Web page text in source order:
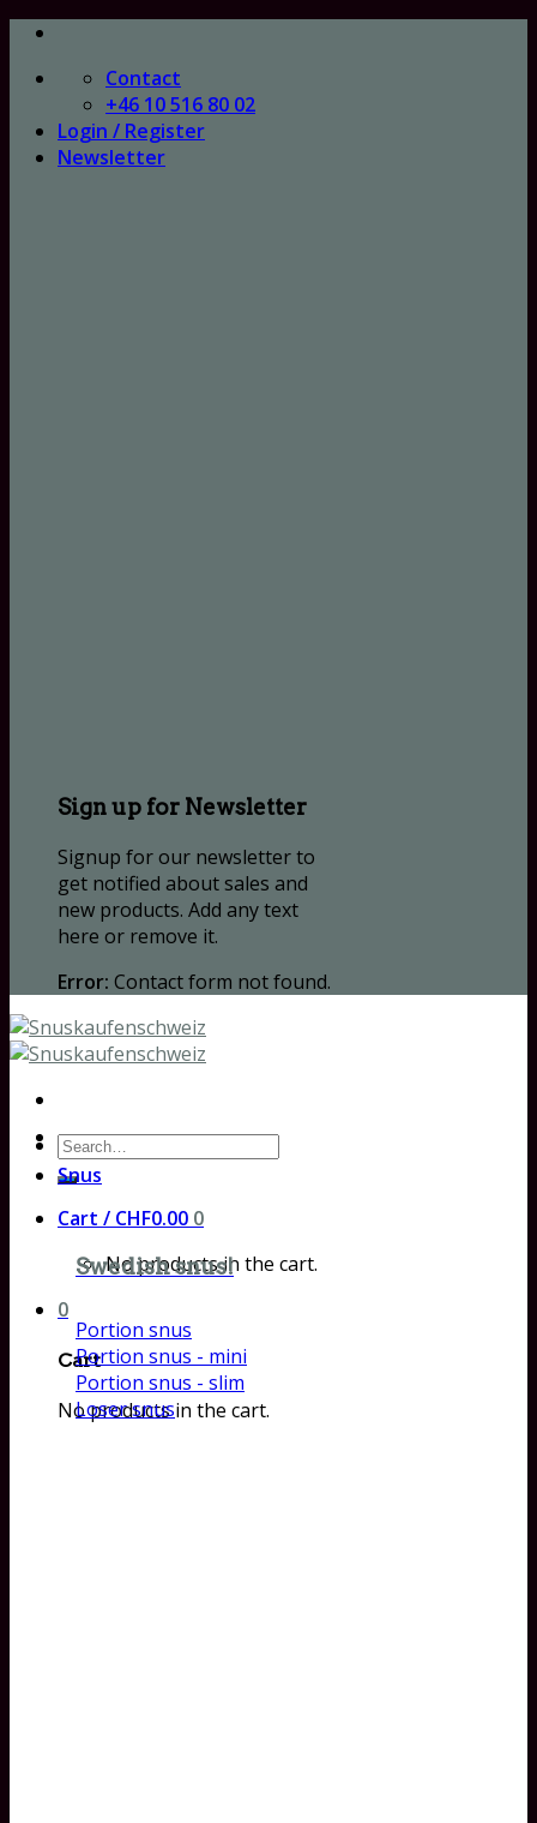
Skip
content
Contact
+46 10 516 80 02
Login / Register
Newsletter
Sign up for Newsletter
Signup for our newsletter to
get notified about sales and
new products. Add any text
here or remove it.
Error: Contact form not found.
Search
for:
Cart / CHF0.00 0
No products in the cart.
0
Cart
No products in the cart.
Snus
Swedish snus!
Portion snus
Portion snus - mini
Portion snus - slim
Loser snus